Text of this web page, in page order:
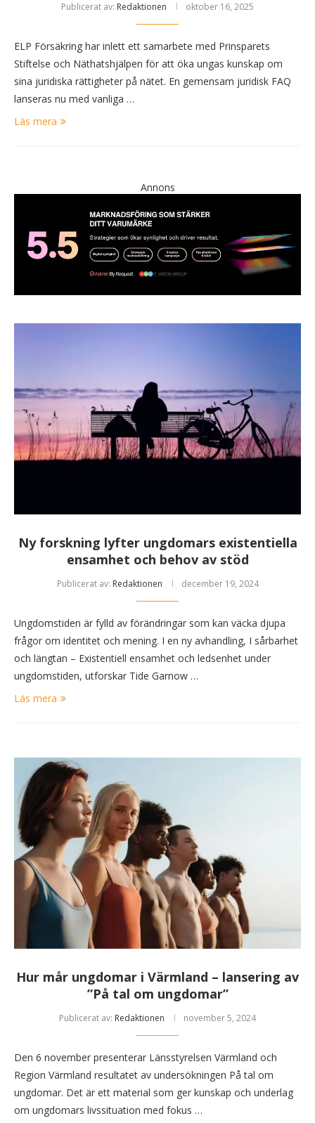
Publicerat av: Redaktionen oktober 16, 2025
ELP Försäkring har inlett ett samarbete med Prinsparets
Stiftelse och Näthatshjälpen för att öka ungas kunskap om
sina juridiska rättigheter på nätet. En gemensam juridisk FAQ
lanseras nu med vanliga …
Läs mera
Annons
Ny forskning lyfter ungdomars existentiella
ensamhet och behov av stöd
Publicerat av: Redaktionen december 19, 2024
Ungdomstiden är fylld av förändringar som kan väcka djupa
frågor om identitet och mening. I en ny avhandling, I sårbarhet
och längtan – Existentiell ensamhet och ledsenhet under
ungdomstiden, utforskar Tide Garnow …
Läs mera
Hur mår ungdomar i Värmland – lansering av
”På tal om ungdomar”
Publicerat av: Redaktionen november 5, 2024
Den 6 november presenterar Länsstyrelsen Värmland och
Region Värmland resultatet av undersökningen På tal om
ungdomar. Det är ett material som ger kunskap och underlag
om ungdomars livssituation med fokus …